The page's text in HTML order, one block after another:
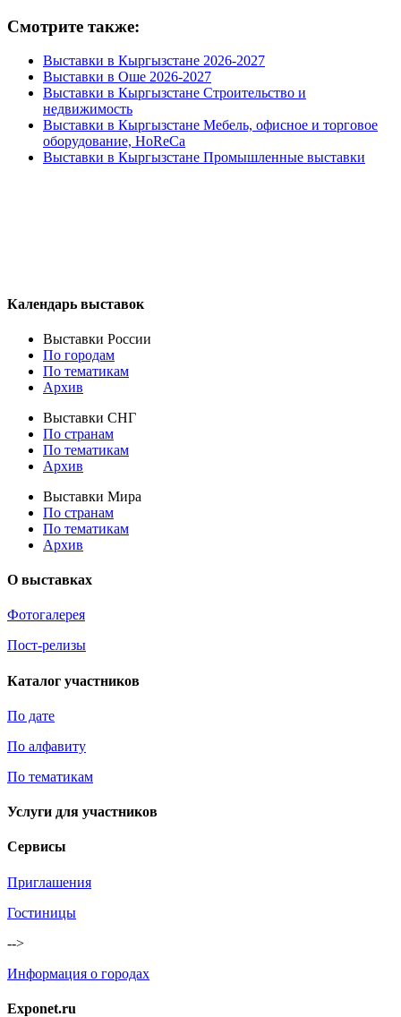
Смотрите также:
Выставки в Кыргызстане 2026-2027
Выставки в Оше 2026-2027
Выставки в Кыргызстане Строительство и
недвижимость
Выставки в Кыргызстане Мебель, офисное и торговое
оборудование, HoReCa
Выставки в Кыргызстане Промышленные выставки
Календарь выставок
Выставки России
По городам
По тематикам
Архив
Выставки СНГ
По странам
По тематикам
Архив
Выставки Мира
По странам
По тематикам
Архив
О выставках
Фотогалерея
Пост-релизы
Каталог участников
По дате
По алфавиту
По тематикам
Услуги для участников
Сервисы
Приглашения
Гостиницы
-->
Информация о городах
Exponet.ru